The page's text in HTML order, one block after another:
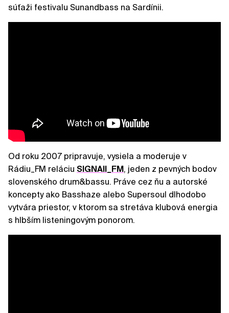
súťaži festivalu Sunandbass na Sardínii.
Od roku 2007 pripravuje, vysiela a moderuje v
Rádiu_FM reláciu SIGNAll_FM, jeden z pevných bodov
slovenského drum&bassu. Práve cez ňu a autorské
koncepty ako Basshaze alebo Supersoul dlhodobo
vytvára priestor, v ktorom sa stretáva klubová energia
s hlbším listeningovým ponorom.